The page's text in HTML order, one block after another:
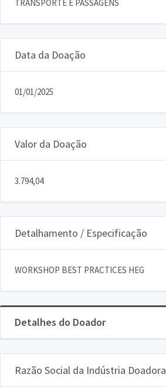
TRANSPORTE E PASSAGENS
Data da Doação
01/01/2025
Valor da Doação
3.794,04
Detalhamento / Especificação
WORKSHOP BEST PRACTICES HEG
Detalhes do Doador
Razão Social da Indústria Doadora